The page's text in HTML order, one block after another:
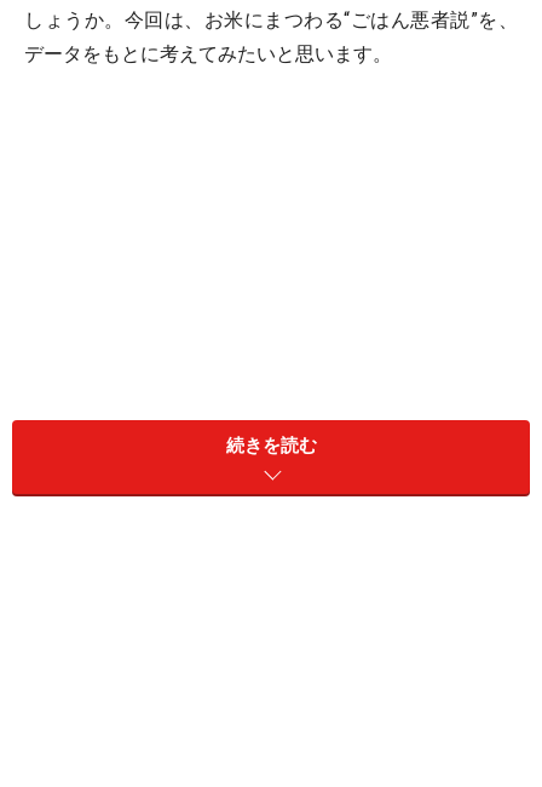
しょうか。今回は、お米にまつわる“ごはん悪者説”を、
データをもとに考えてみたいと思います。
「ごはんで太る」は本当か？日本人のデー
続きを読む